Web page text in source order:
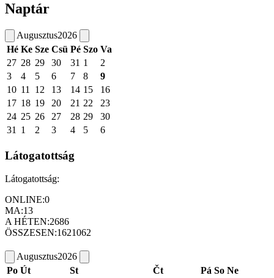
Naptár
Augusztus2026
Hé Ke Sze Csü Pé Szo Va
27 28 29 30 31 1
2
3
4 5 6 7 8
9
10 11 12 13 14 15
16
17 18 19 20 21 22
23
24 25 26 27 28 29
30
31
1 2 3 4 5 6
Látogatottság
Látogatottság:
ONLINE:0
MA:13
A HÉTEN:2686
ÖSSZESEN:1621062
Augusztus2026
Po Út St Čt Pá So Ne